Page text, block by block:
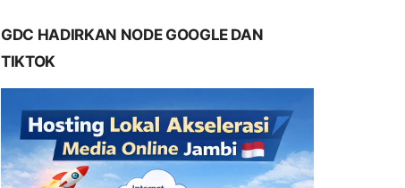
GDC HADIRKAN NODE GOOGLE DAN
TIKTOK